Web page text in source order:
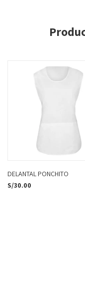
DELANTAL PONCHITO
S/30.00